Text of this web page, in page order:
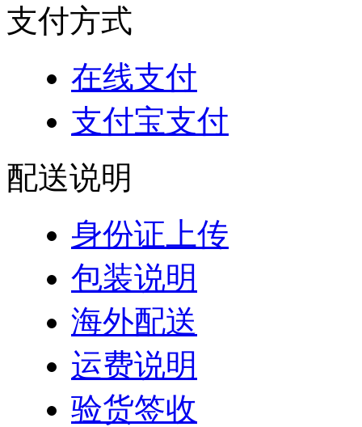
支付方式
在线支付
支付宝支付
配送说明
身份证上传
包装说明
海外配送
运费说明
验货签收